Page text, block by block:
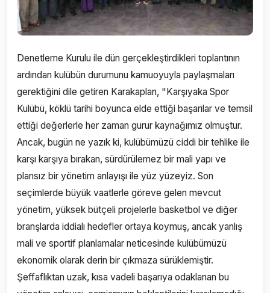
Denetleme Kurulu ile dün gerçekleştirdikleri toplantının
ardından kulübün durumunu kamuoyuyla paylaşmaları
gerektiğini dile getiren Karakaplan, "Karşıyaka Spor
Kulübü, köklü tarihi boyunca elde ettiği başarılar ve temsil
ettiği değerlerle her zaman gurur kaynağımız olmuştur.
Ancak, bugün ne yazık ki, kulübümüzü ciddi bir tehlike ile
karşı karşıya bırakan, sürdürülemez bir mali yapı ve
plansız bir yönetim anlayışı ile yüz yüzeyiz. Son
seçimlerde büyük vaatlerle göreve gelen mevcut
yönetim, yüksek bütçeli projelerle basketbol ve diğer
branşlarda iddialı hedefler ortaya koymuş, ancak yanlış
mali ve sportif planlamalar neticesinde kulübümüzü
ekonomik olarak derin bir çıkmaza sürüklemiştir.
Şeffaflıktan uzak, kısa vadeli başarıya odaklanan bu